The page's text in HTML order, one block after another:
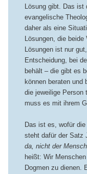
Lösung gibt. Das
evangelische
daher als eine
Lösungen, die
Lösungen ist nur
Entscheidung, bei
behält – die gibt es
können beraten und
die jeweilige Person
muss es mit ihrem
Das ist es, wofür
steht dafür der Satz
da, nicht der
heißt: Wir
Dogmen zu dienen.